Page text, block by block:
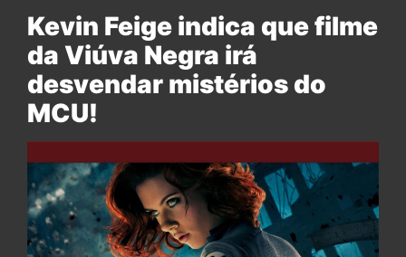
Kevin Feige indica que filme
da Viúva Negra irá
desvendar mistérios do
MCU!